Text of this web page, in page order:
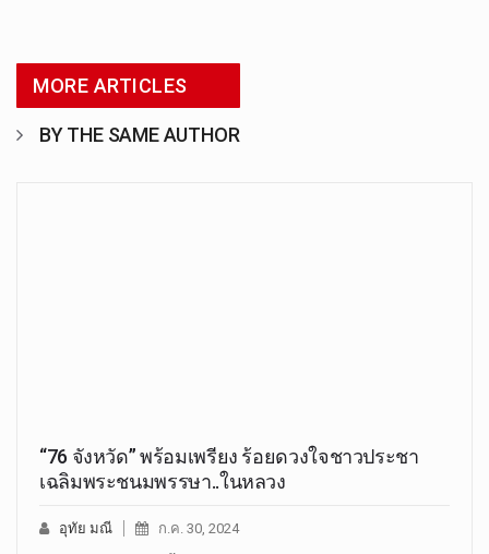
MORE ARTICLES
BY THE SAME AUTHOR
“76 จังหวัด” พร้อมเพรียง ร้อยดวงใจชาวประชา
เฉลิมพระชนมพรรษา..ในหลวง
อุทัย มณี ก.ค. 30, 2024